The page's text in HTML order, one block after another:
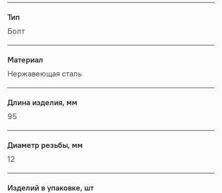
Тип
Болт
Материал
Нержавеющая сталь
Длина изделия, мм
95
Диаметр резьбы, мм
12
Изделий в упаковке, шт